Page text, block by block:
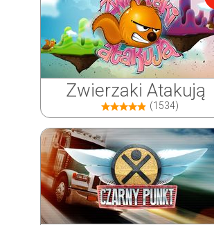
Zwierzaki Atakują
(1534)